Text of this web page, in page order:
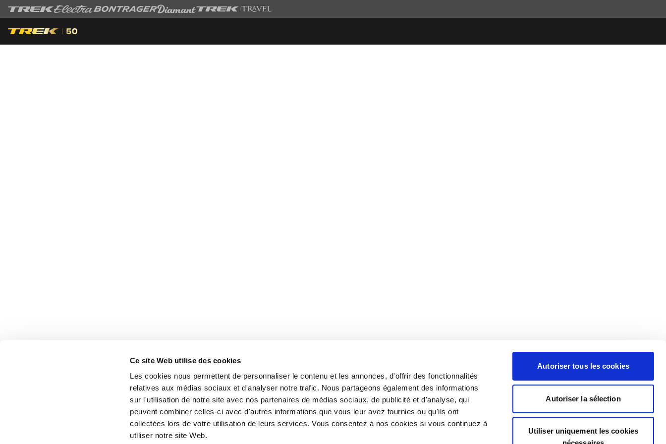
Ce site Web utilise des cookies
Les cookies nous permettent de personnaliser le contenu et les annonces, d'offrir des fonctionnalités
relatives aux médias sociaux et d'analyser notre trafic. Nous partageons également des informations
sur l'utilisation de notre site avec nos partenaires de médias sociaux, de publicité et d'analyse, qui
peuvent combiner celles-ci avec d'autres informations que vous leur avez fournies ou qu'ils ont
collectées lors de votre utilisation de leurs services. Vous consentez à nos cookies si vous continuez à
utiliser notre site Web.
Autoriser tous les cookies
Autoriser la sélection
Utiliser uniquement les cookies